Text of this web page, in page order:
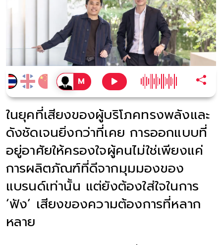
ในยุคที่เสียงของผู้บริโภคทรงพลังและ
ดังชัดเจนยิ่งกว่าที่เคย การออกแบบที่
อยู่อาศัยให้ครองใจผู้คนไม่ใช่เพียงแค่
การผลิตภัณฑ์ที่ดีจากมุมมองของ
แบรนด์เท่านั้น แต่ยังต้องใส่ใจในการ
‘ฟัง’ เสียงของความต้องการที่หลาก
หลาย